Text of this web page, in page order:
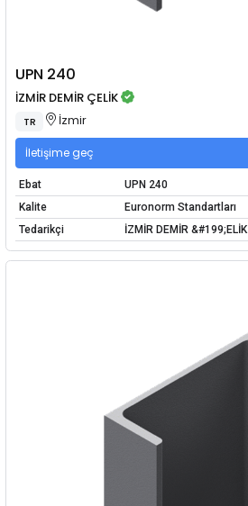
UPN 240
İZMİR DEMİR ÇELİK
TR İzmir
İletişime geç
Ebat
UPN 240
Kalite
Euronorm Standartları
Tedarikçi
İZMİR DEMİR &#199;ELİK